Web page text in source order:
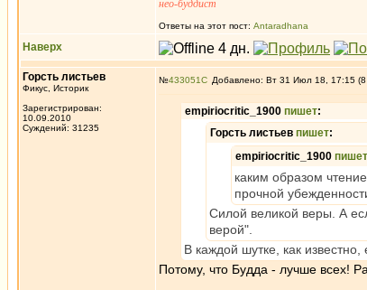
нео-буддист
Ответы на этот пост: Antaradhana
Наверх
Горсть листьев
Фикус, Историк
Зарегистрирован:
10.09.2010
Суждений: 31235
№433051 Добавлено: Вт 31 Июл 18, 17:15 (8
empiriocritic_1900 пишет:
Горсть листьев пишет:
empiriocritic_1900 пишет
каким образом
прочной
Силой великой веры. А
верой".
В каждой шутке, как
Потому, что Будда - лучше всех!